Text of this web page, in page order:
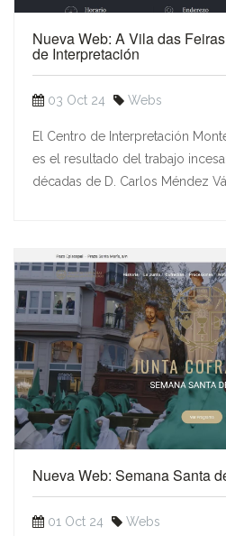
Nueva Web: A Vila das
de Interpretación
03 Oct 24 Webs
El Centro de Interpretación
es el resultado del trabajo
décadas de D. Carlos Méndez
Nueva Web: Semana Santa
01 Oct 24 Webs